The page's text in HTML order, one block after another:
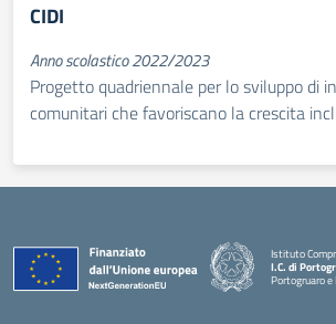
CIDI
Anno scolastico 2022/2023
Progetto quadriennale per lo sviluppo di
comunitari che favoriscano la crescita
Istituto
I.C. di
Portogruaro
— Visita la